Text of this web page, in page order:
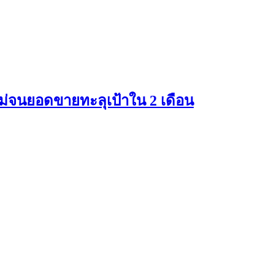
นยอดขายทะลุเป้าใน 2 เดือน